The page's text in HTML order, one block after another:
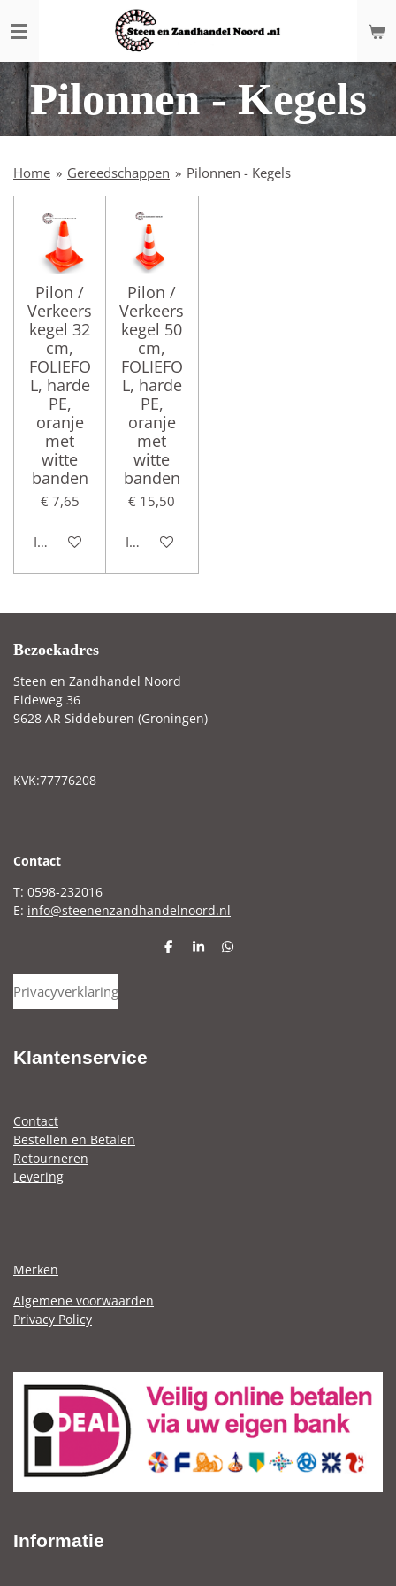
direct
de
hoofdinhoud
Pilonnen - Kegels
Home » Gereedschappen » Pilonnen - Kegels
Pilon /
Verkeers
kegel 32
cm,
FOLIEFO
L, harde
PE,
oranje
met
witte
banden
€ 7,65
In winkelwagen
Pilon /
Verkeers
kegel 50
cm,
FOLIEFO
L, harde
PE,
oranje
met
witte
banden
€ 15,50
In winkelwagen
Bezoekadres
Steen en Zandhandel Noord
Eideweg 36
9628 AR Siddeburen (Groningen)
KVK:77776208
Contact
T: 0598-232016
E: info@steenenzandhandelnoord.nl
D
S
D
Privacyverklaring
Klantenservice
Contact
Bestellen en Betalen
Retourneren
Levering
Merken
Algemene voorwaarden
Privacy Policy
Informatie